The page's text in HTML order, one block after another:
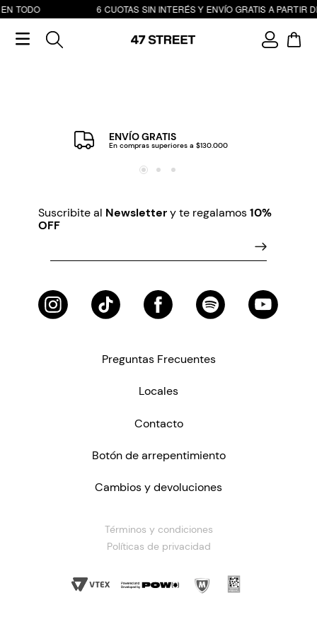
TODO 6 CUOTAS SIN INTERÉS Y ENVÍO GRATIS A PARTIR
ENVÍO GRATIS
En compras superiores a $130.000
Suscribite al Newslettery te regalamos10%
OFF
Preguntas Frecuentes
Locales
Contacto
Botón de arrepentimiento
Cambios y devoluciones
Términos y condiciones
Políticas de privacidad